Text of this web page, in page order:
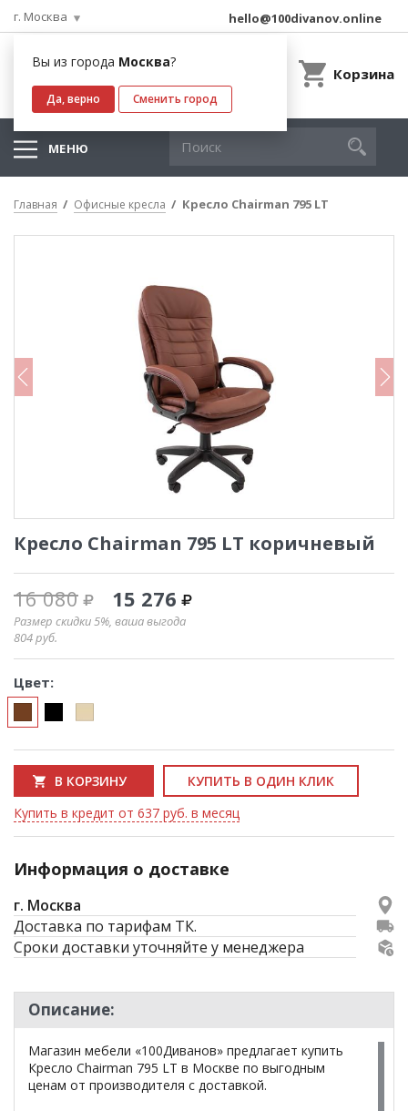
г. Москва
Вы из города Москва?
Да, верно Сменить город
hello@100divanov.online
Корзина
МЕНЮ
Главная Офисные кресла Кресло Chairman 795 LT
Кресло Chairman 795 LT коричневый
16 080 15 276
Размер скидки 5%, ваша выгода
804руб.
Цвет:
В КОРЗИНУ
КУПИТЬ В ОДИН КЛИК
Купить в кредит от 637 руб. в месяц
Информация о доставке
г. Москва
Доставка по тарифам ТК.
Сроки доставки уточняйте у менеджера
Описание:
Магазин мебели «100Диванов» предлагает купить
Кресло Chairman 795 LT в Москве по выгодным
ценам от производителя с доставкой.